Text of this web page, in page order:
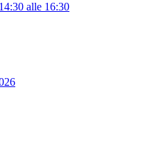
alle 16:30